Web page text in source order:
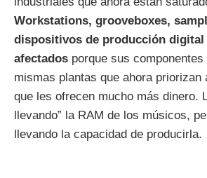
Workstations, grooveboxes,
dispositivos de producción digital
afectados porque sus
mismas plantas que ahora priorizan
que les ofrecen mucho más dinero.
llevando” la RAM de los músicos,
llevando la capacidad de producirla.